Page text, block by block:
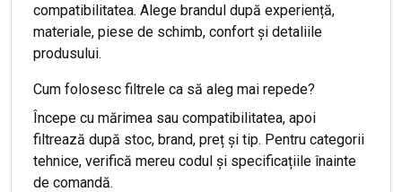
compatibilitatea. Alege brandul după experiență,
materiale, piese de schimb, confort și detaliile
produsului.
Cum folosesc filtrele ca să aleg mai repede?
Începe cu mărimea sau compatibilitatea, apoi
filtrează după stoc, brand, preț și tip. Pentru categorii
tehnice, verifică mereu codul și specificațiile înainte
de comandă.